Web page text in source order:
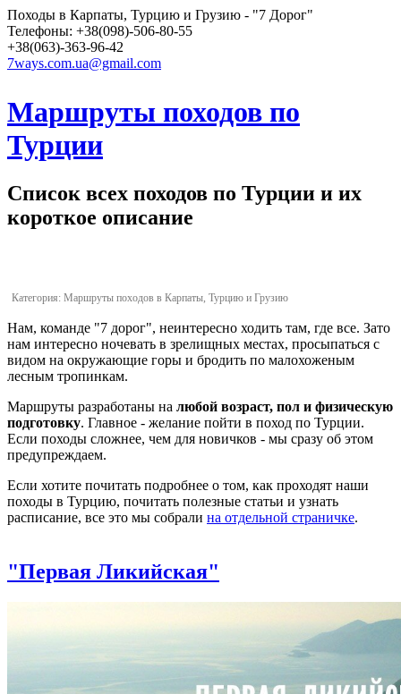
Походы в Карпаты, Турцию и Грузию - "7 Дорог"
Телефоны: +38(098)-506-80-55
+38(063)-363-96-42
7ways.com.ua@gmail.com
Маршруты походов по
Турции
Список всех походов по Турции и их
короткое описание
Категория: Маршруты походов в Карпаты, Турцию и Грузию
Нам, команде "7 дорог", неинтересно ходить там, где все. Зато
нам интересно ночевать в зрелищных местах, просыпаться с
видом на окружающие горы и бродить по малохоженым
лесным тропинкам.
Маршруты разработаны на любой возраст, пол и физическую
подготовку. Главное - желание пойти в поход по Турции.
Если походы сложнее, чем для новичков - мы сразу об этом
предупреждаем.
Если хотите почитать подробнее о том, как проходят наши
походы в Турцию, почитать полезные статьи и узнать
расписание, все это мы собрали на отдельной страничке.
"Первая Ликийская"